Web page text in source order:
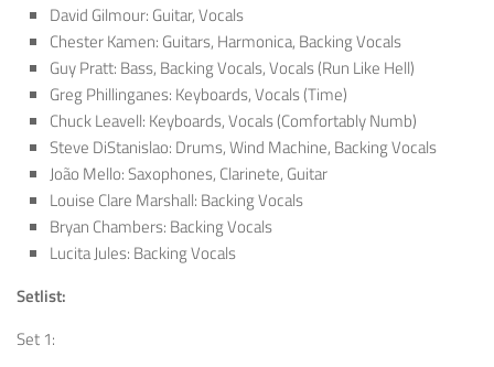
David Gilmour: Guitar, Vocals
Chester Kamen: Guitars, Harmonica, Backing Vocals
Guy Pratt: Bass, Backing Vocals, Vocals (Run Like Hell)
Greg Phillinganes: Keyboards, Vocals (Time)
Chuck Leavell: Keyboards, Vocals (Comfortably Numb)
Steve DiStanislao: Drums, Wind Machine, Backing Vocals
João Mello: Saxophones, Clarinete, Guitar
Louise Clare Marshall: Backing Vocals
Bryan Chambers: Backing Vocals
Lucita Jules: Backing Vocals
Setlist:
Set 1: